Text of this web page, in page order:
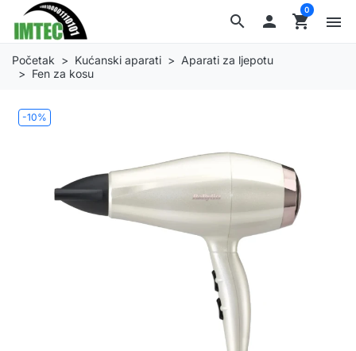
search  shopping_cart
0
menu
Početak Kućanski aparati
Aparati za ljepotu
Fen za kosu
-10%